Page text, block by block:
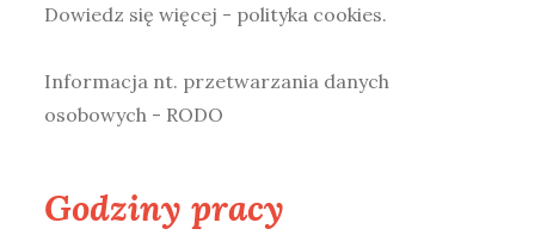
Dowiedz się więcej - polityka cookies.
Informacja nt. przetwarzania danych
osobowych - RODO
Godziny pracy